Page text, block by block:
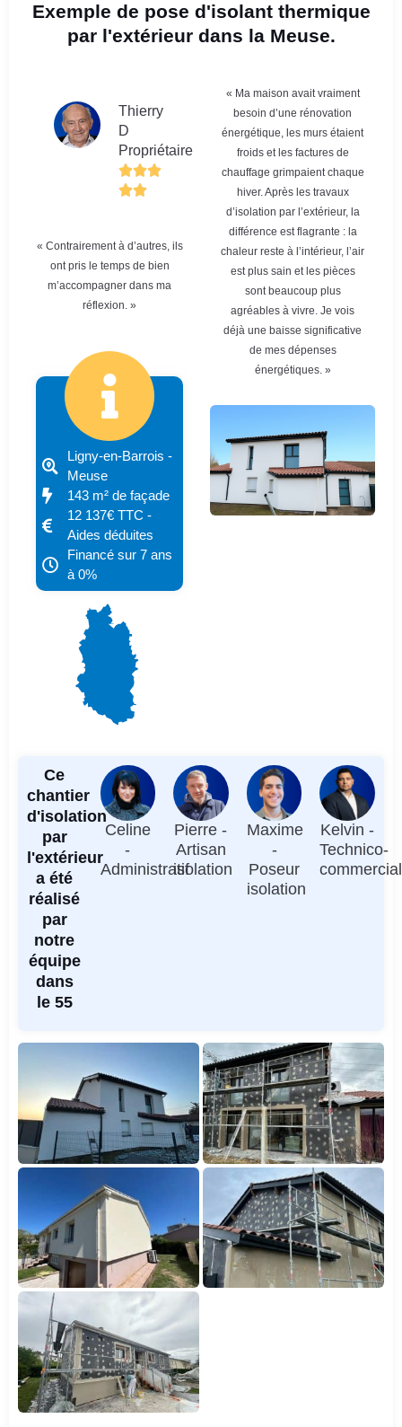
Exemple de pose d'isolant thermique
par l'extérieur dans la Meuse.
Thierry
D
Propriétaire
« Contrairement à d’autres, ils
ont pris le temps de bien
m’accompagner dans ma
réflexion. »
Ligny-en-Barrois -
Meuse
143 m² de façade
12 137€ TTC -
Aides déduites
Financé sur 7 ans
à 0%
« Ma maison avait vraiment
besoin d’une rénovation
énergétique, les murs étaient
froids et les factures de
chauffage grimpaient chaque
hiver. Après les travaux
d’isolation par l’extérieur, la
différence est flagrante : la
chaleur reste à l’intérieur, l’air
est plus sain et les pièces
sont beaucoup plus
agréables à vivre. Je vois
déjà une baisse significative
de mes dépenses
énergétiques. »
Ce
chantier
d'isolation
par
l'extérieur
a été
réalisé
par
notre
équipe
dans
le 55
Celine
-
Administratif
Pierre -
Artisan
isolation
Maxime
-
Poseur
isolation
Kelvin -
Technico-
commercial